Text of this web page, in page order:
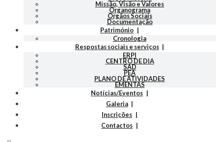
Missão, Visão e Valores
Organograma
Orgãos Sociais
Documentação
Património
Cronologia
Respostas sociais e serviços
ERPI
CENTRO DE DIA
SAD
PEA
PLANO DE ATIVIDADES
EMENTAS
Notícias/Eventos
Galeria
Inscrições
Contactos